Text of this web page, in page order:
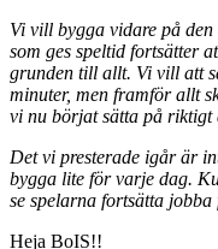
Vi vill bygga vidare på
som ges speltid fortsätter
grunden till allt. Vi vill att
minuter, men framför allt
vi nu börjat sätta på riktigt
Det vi presterade igår är
bygga lite för varje dag.
se spelarna fortsätta
Heja BoIS!!